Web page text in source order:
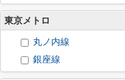
東京メトロ
丸ノ内線
銀座線